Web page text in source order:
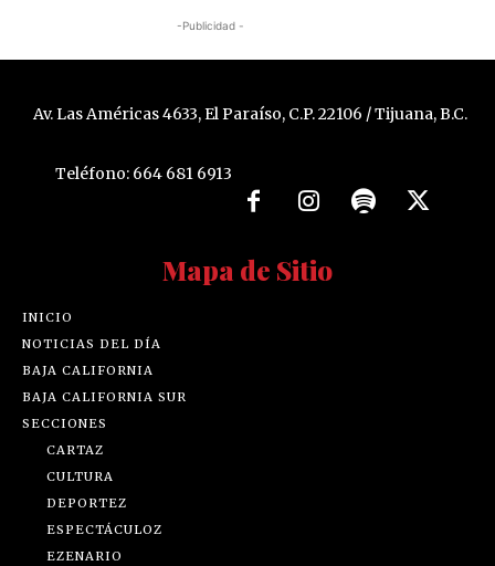
-Publicidad -
Av. Las Américas 4633, El Paraíso, C.P. 22106 / Tijuana, B.C.
Teléfono: 664 681 6913
Mapa de Sitio
INICIO
NOTICIAS DEL DÍA
BAJA CALIFORNIA
BAJA CALIFORNIA SUR
SECCIONES
CARTAZ
CULTURA
DEPORTEZ
ESPECTÁCULOZ
EZENARIO